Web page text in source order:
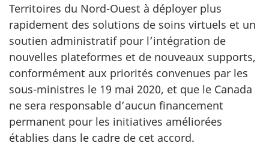
Territoires du Nord-Ouest à déployer plus
rapidement des solutions de soins virtuels et un
soutien administratif pour l’intégration de
nouvelles plateformes et de nouveaux supports,
conformément aux priorités convenues par les
sous-ministres le 19 mai 2020, et que le Canada
ne sera responsable d’aucun financement
permanent pour les initiatives améliorées
établies dans le cadre de cet accord.